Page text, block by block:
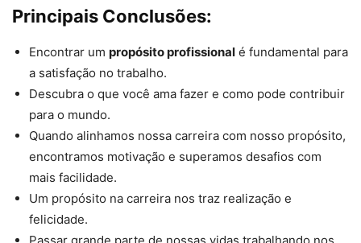
Principais Conclusões:
Encontrar um propósito profissional é fundamental para
a satisfação no trabalho.
Descubra o que você ama fazer e como pode contribuir
para o mundo.
Quando alinhamos nossa carreira com nosso propósito,
encontramos motivação e superamos desafios com
mais facilidade.
Um propósito na carreira nos traz realização e
felicidade.